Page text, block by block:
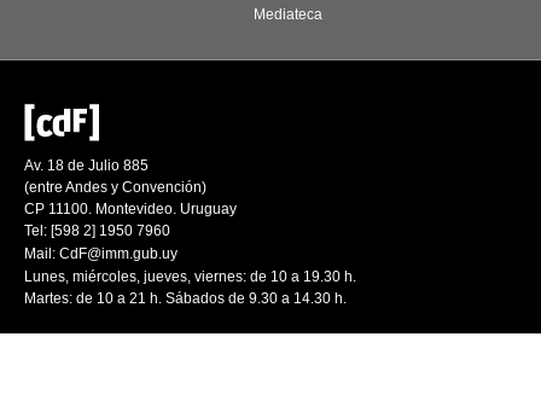
Mediateca
Av. 18 de Julio 885
(entre Andes y Convención)
CP 11100. Montevideo. Uruguay
Tel: [598 2] 1950 7960
Mail: CdF@imm.gub.uy
Lunes, miércoles, jueves, viernes: de 10 a 19.30 h.
Martes: de 10 a 21 h. Sábados de 9.30 a 14.30 h.